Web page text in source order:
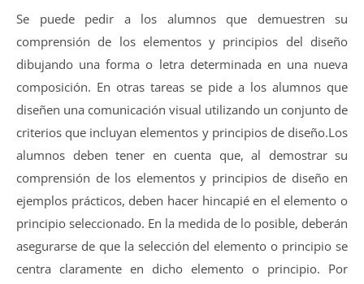
Se puede pedir a los alumnos que demuestren su
comprensión de los elementos y principios del diseño
dibujando una forma o letra determinada en una nueva
composición. En otras tareas se pide a los alumnos que
diseñen una comunicación visual utilizando un conjunto de
criterios que incluyan elementos y principios de diseño.Los
alumnos deben tener en cuenta que, al demostrar su
comprensión de los elementos y principios de diseño en
ejemplos prácticos, deben hacer hincapié en el elemento o
principio seleccionado. En la medida de lo posible, deberán
asegurarse de que la selección del elemento o principio se
centra claramente en dicho elemento o principio. Por